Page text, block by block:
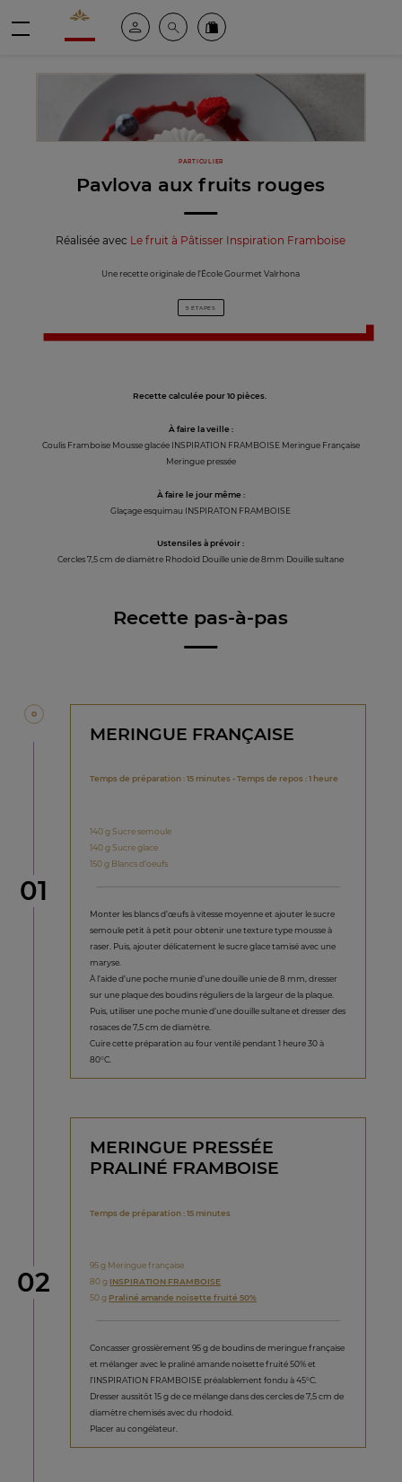
Valrhona - Imaginons le meilleur du chocolat
Espace clientRechercheCommandez en ligne
PARTICULIER
Pavlova aux fruits rouges
Réalisée avec Le fruit à Pâtisser Inspiration Framboise
Une recette originale de l’École Gourmet Valrhona
5 ÉTAPES
Recette calculée pour 10 pièces.
À faire la veille :
Coulis Framboise Mousse glacée INSPIRATION FRAMBOISE Meringue Française
Meringue pressée
À faire le jour même :
Glaçage esquimau INSPIRATON FRAMBOISE
Ustensiles à prévoir :
Cercles 7,5 cm de diamètre Rhodoïd Douille unie de 8mm Douille sultane
Recette pas-à-pas
étape
01
MERINGUE FRANÇAISE
Temps de préparation : 15 minutes - Temps de repos : 1 heure
140 g Sucre semoule
140 g Sucre glace
150 g Blancs d’oeufs
Monter les blancs d’œufs à vitesse moyenne et ajouter le sucre
semoule petit à petit pour obtenir une texture type mousse à
raser. Puis, ajouter délicatement le sucre glace tamisé avec une
maryse.
À l’aide d’une poche munie d’une douille unie de 8 mm, dresser
sur une plaque des boudins réguliers de la largeur de la plaque.
Puis, utiliser une poche munie d’une douille sultane et dresser des
rosaces de 7,5 cm de diamètre.
Cuire cette préparation au four ventilé pendant 1 heure 30 à
80°C.
étape
02
MERINGUE PRESSÉE
PRALINÉ FRAMBOISE
Temps de préparation : 15 minutes
95 g Meringue française
80 g INSPIRATION FRAMBOISE
50 g Praliné amande noisette fruité 50%
Concasser grossièrement 95 g de boudins de meringue française
et mélanger avec le praliné amande noisette fruité 50% et
l’INSPIRATION FRAMBOISE préalablement fondu à 45°C.
Dresser aussitôt 15 g de ce mélange dans des cercles de 7,5 cm de
diamètre chemisés avec du rhodoïd.
Placer au congélateur.